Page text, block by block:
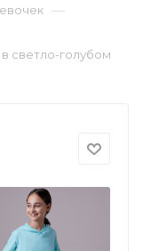
—
светло-голубом